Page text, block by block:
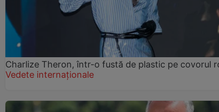
Charlize Theron, într-o fustă de plastic pe covorul
Vedete internaționale